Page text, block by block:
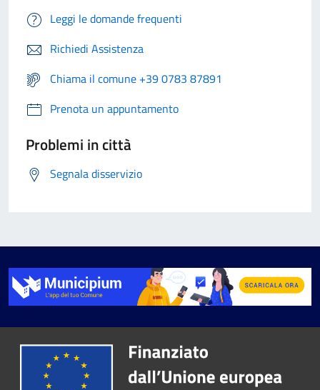
Leggi le domande frequenti
Richiedi Assistenza
Chiama il comune +39 0783 87891
Prenota un appuntamento
Problemi in città
Segnala disservizio